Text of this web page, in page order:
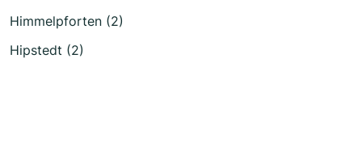
Himmelpforten (2)
Hipstedt (2)